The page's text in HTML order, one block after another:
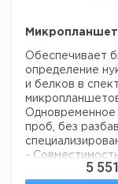
Микропланшет
Обеспечивает
определение
и белков в
Одновременное
проб, без
-
Cytation от5